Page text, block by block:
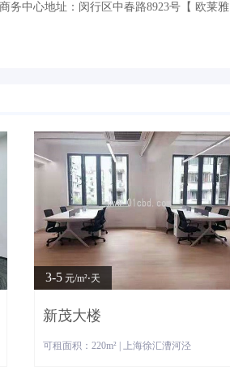
务中心地址：闵行区中春路8923号【 欧莱雅
3-5 元/m²⋅天
新茂大楼
可租面积：220m² | 上海徐汇漕河泾